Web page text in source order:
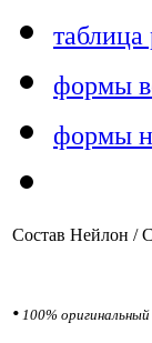
таблица
формы
формы
Состав Нейлон /
• 100%